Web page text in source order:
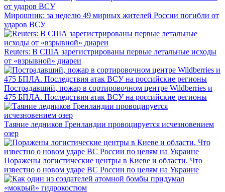
Мирошник: за неделю 49 мирных жителей России погибли от
ударов ВСУ
Reuters: В США зарегистрированы первые летальные исходы
от «взрывной» диареи
Пострадавший, пожар в сортировочном центре Wildberries и
475 БПЛА. Последствия атак ВСУ на российские регионы
Таяние ледников Гренландии провоцируется исчезновением
озер
Поражены логистические центры в Киеве и области. Что
известно о новом ударе ВС России по целям на Украине